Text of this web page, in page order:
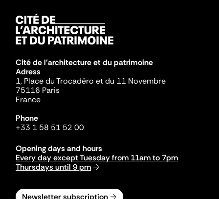
Cité de l'architecture et du patrimoine
Adress
1, Place du Trocadéro et du 11 Novembre
75116 Paris
France
Phone
+33 1 58 51 52 00
Opening days and hours
Every day except Tuesday from 11am to 7pm
Thursdays until 9 pm
Newsletter subscription